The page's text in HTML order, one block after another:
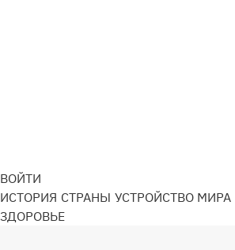
ВОЙТИ
ИСТОРИЯ СТРАНЫ УСТРОЙСТВО МИРА
ЗДОРОВЬЕ